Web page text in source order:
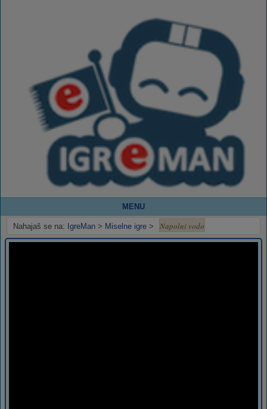
MENU
Nahajaš se na: IgreMan > Miselne igre > Napolni vodo